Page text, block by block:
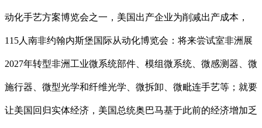
动化手艺方案博览会之一，美国出产企业为削减出产成本，
115人南非约翰内斯堡国际从动化博览会：将来尝试室非洲展
2027年转型非洲工业微系统部件、模组微系统、微感测器、微
施行器、微型光学和纤维光学、微拆卸、微毗连手艺等；就要
让美国回归实体经济，美国总统奥巴马基于此前的经济增加乏